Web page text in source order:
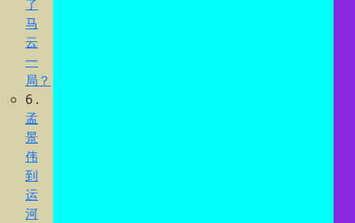
了
马
云
一
局？
6 .
孟
景
伟
到
运
河